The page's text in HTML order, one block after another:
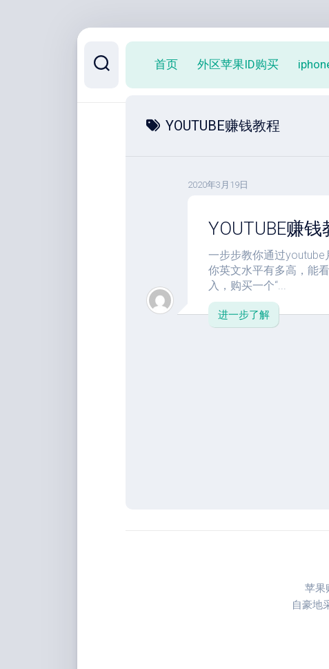
首页 外区苹果ID购买
YOUTUBE赚钱教程
2020年3月19日
YOUTUBE赚钱
一步步教你通过
你英文水平有多高，能
入，购买一个“...
进一步了解
苹果
自豪地